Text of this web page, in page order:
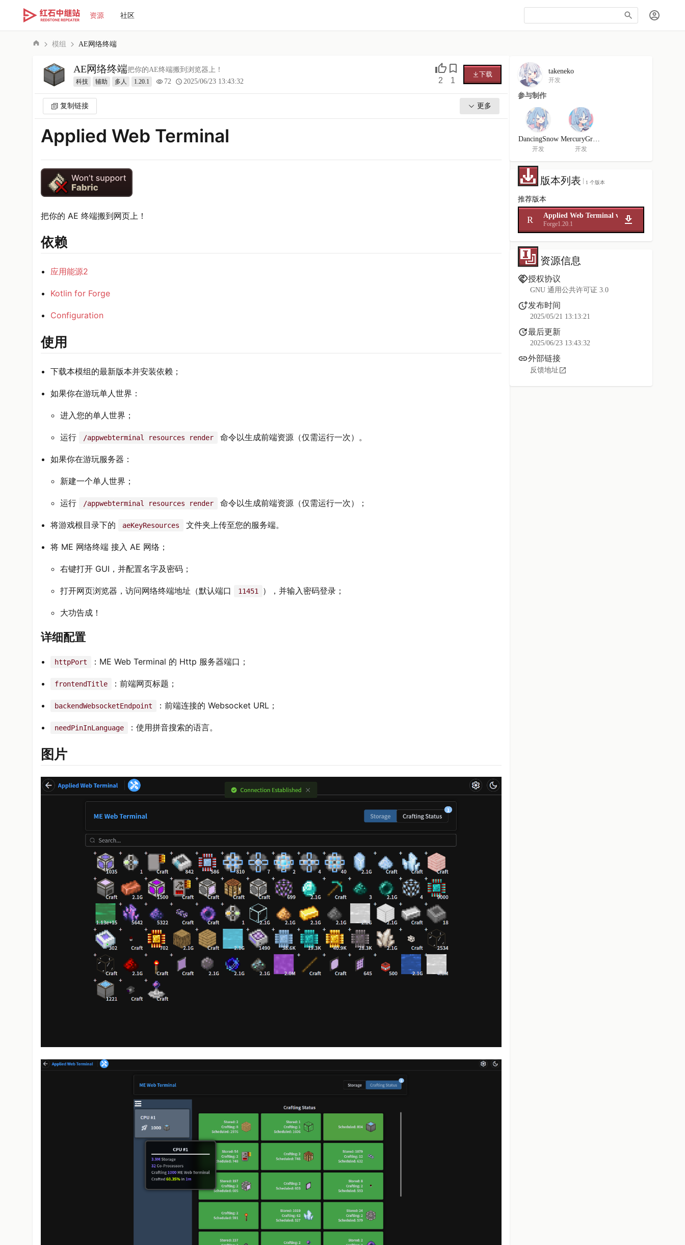
资源 社区
模组 AE网络终端
AE网络终端把你的AE终端搬到浏览器上！
科技 辅助 多人 1.20.1 72 2025/06/23 13:43:32 2 1
下载
复制链接 更多
Applied Web Terminal
把你的 AE 终端搬到网页上！
依赖
应用能源2
Kotlin for Forge
Configuration
使用
下载本模组的最新版本并安装依赖；
如果你在游玩单人世界：
进入您的单人世界；
运行 /appwebterminal resources render 命令以生成前端资源（仅需运行一次）。
如果你在游玩服务器：
新建一个单人世界；
运行 /appwebterminal resources render 命令以生成前端资源（仅需运行一次）；
将游戏根目录下的 aeKeyResources 文件夹上传至您的服务端。
将 ME 网络终端 接入 AE 网络；
右键打开 GUI，并配置名字及密码；
打开网页浏览器，访问网络终端地址（默认端口 11451 ），并输入密码登录；
大功告成！
详细配置
httpPort ：ME Web Terminal 的 Http 服务器端口；
frontendTitle ：前端网页标题；
backendWebsocketEndpoint ：前端连接的 Websocket URL；
needPinInLanguage ：使用拼音搜索的语言。
图片
takeneko
开发
参与制作
DancingSnow
开发
MercuryGryph
开发
版本列表 1 个版本
推荐版本
R Applied Web Terminal v1.2.2
Forge1.20.1
资源信息
授权协议
GNU 通用公共许可证 3.0
发布时间
2025/05/21 13:13:21
最后更新
2025/06/23 13:43:32
外部链接
反馈地址